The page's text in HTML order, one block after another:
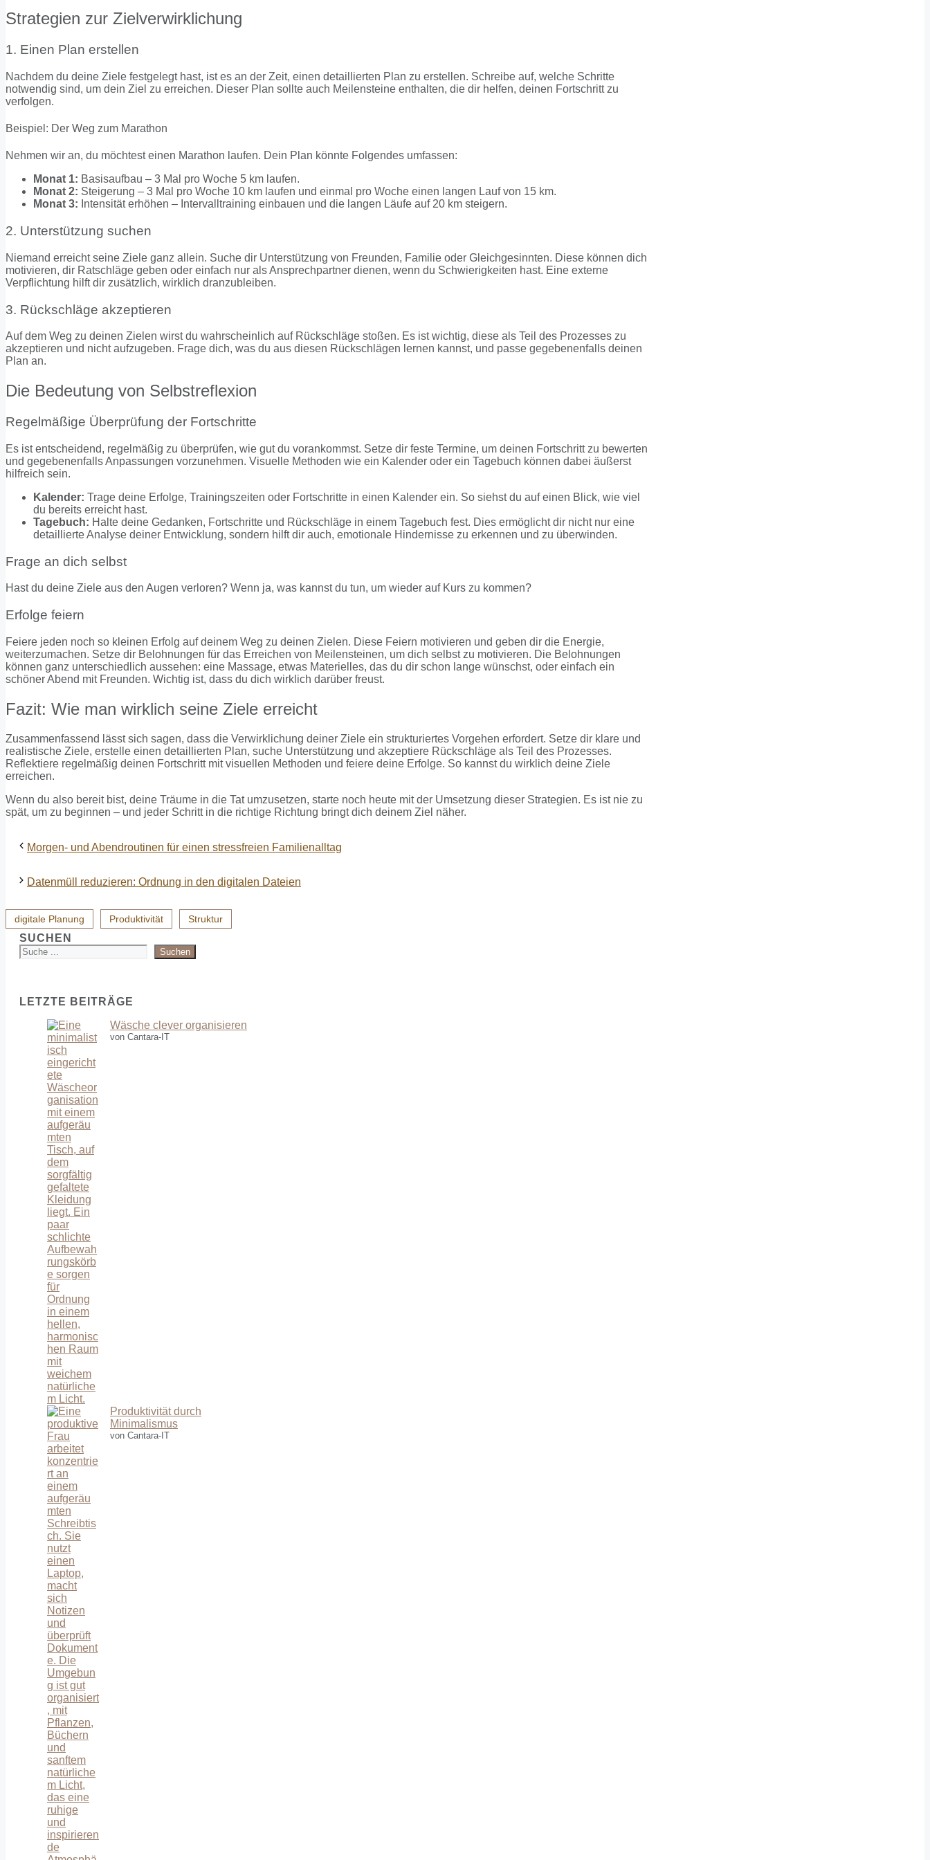
Strategien zur Zielverwirklichung
1. Einen Plan erstellen
Nachdem du deine Ziele festgelegt hast, ist es an der Zeit, einen detaillierten Plan zu erstellen. Schreibe auf, welche Schritte
notwendig sind, um dein Ziel zu erreichen. Dieser Plan sollte auch Meilensteine enthalten, die dir helfen, deinen Fortschritt zu
verfolgen.
Beispiel: Der Weg zum Marathon
Nehmen wir an, du möchtest einen Marathon laufen. Dein Plan könnte Folgendes umfassen:
Monat 1: Basisaufbau – 3 Mal pro Woche 5 km laufen.
Monat 2: Steigerung – 3 Mal pro Woche 10 km laufen und einmal pro Woche einen langen Lauf von 15 km.
Monat 3: Intensität erhöhen – Intervalltraining einbauen und die langen Läufe auf 20 km steigern.
2. Unterstützung suchen
Niemand erreicht seine Ziele ganz allein. Suche dir Unterstützung von Freunden, Familie oder Gleichgesinnten. Diese können dich
motivieren, dir Ratschläge geben oder einfach nur als Ansprechpartner dienen, wenn du Schwierigkeiten hast. Eine externe
Verpflichtung hilft dir zusätzlich, wirklich dranzubleiben.
3. Rückschläge akzeptieren
Auf dem Weg zu deinen Zielen wirst du wahrscheinlich auf Rückschläge stoßen. Es ist wichtig, diese als Teil des Prozesses zu
akzeptieren und nicht aufzugeben. Frage dich, was du aus diesen Rückschlägen lernen kannst, und passe gegebenenfalls deinen
Plan an.
Die Bedeutung von Selbstreflexion
Regelmäßige Überprüfung der Fortschritte
Es ist entscheidend, regelmäßig zu überprüfen, wie gut du vorankommst. Setze dir feste Termine, um deinen Fortschritt zu bewerten
und gegebenenfalls Anpassungen vorzunehmen. Visuelle Methoden wie ein Kalender oder ein Tagebuch können dabei äußerst
hilfreich sein.
Kalender: Trage deine Erfolge, Trainingszeiten oder Fortschritte in einen Kalender ein. So siehst du auf einen Blick, wie viel
du bereits erreicht hast.
Tagebuch: Halte deine Gedanken, Fortschritte und Rückschläge in einem Tagebuch fest. Dies ermöglicht dir nicht nur eine
detaillierte Analyse deiner Entwicklung, sondern hilft dir auch, emotionale Hindernisse zu erkennen und zu überwinden.
Frage an dich selbst
Hast du deine Ziele aus den Augen verloren? Wenn ja, was kannst du tun, um wieder auf Kurs zu kommen?
Erfolge feiern
Feiere jeden noch so kleinen Erfolg auf deinem Weg zu deinen Zielen. Diese Feiern motivieren und geben dir die Energie,
weiterzumachen. Setze dir Belohnungen für das Erreichen von Meilensteinen, um dich selbst zu motivieren. Die Belohnungen
können ganz unterschiedlich aussehen: eine Massage, etwas Materielles, das du dir schon lange wünschst, oder einfach ein
schöner Abend mit Freunden. Wichtig ist, dass du dich wirklich darüber freust.
Fazit: Wie man wirklich seine Ziele erreicht
Zusammenfassend lässt sich sagen, dass die Verwirklichung deiner Ziele ein strukturiertes Vorgehen erfordert. Setze dir klare und
realistische Ziele, erstelle einen detaillierten Plan, suche Unterstützung und akzeptiere Rückschläge als Teil des Prozesses.
Reflektiere regelmäßig deinen Fortschritt mit visuellen Methoden und feiere deine Erfolge. So kannst du wirklich deine Ziele
erreichen.
Wenn du also bereit bist, deine Träume in die Tat umzusetzen, starte noch heute mit der Umsetzung dieser Strategien. Es ist nie zu
spät, um zu beginnen – und jeder Schritt in die richtige Richtung bringt dich deinem Ziel näher.
Morgen- und Abendroutinen für einen stressfreien Familienalltag
Datenmüll reduzieren: Ordnung in den digitalen Dateien
digitale Planung Produktivität Struktur
SUCHEN
Suchen
LETZTE BEITRÄGE
Wäsche clever organisieren
von Cantara-IT
Produktivität durch
Minimalismus
von Cantara-IT